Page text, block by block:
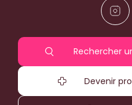
Rechercher
Devenir